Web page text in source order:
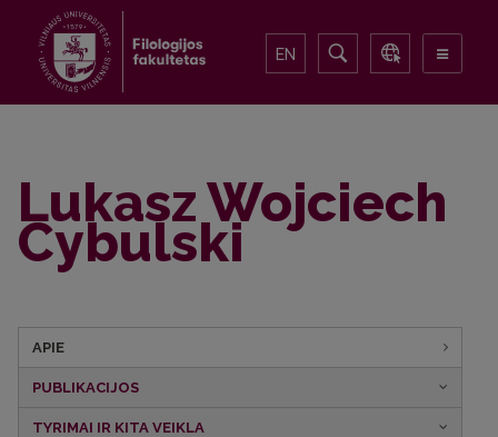
EN
Lukasz Wojciech
Cybulski
APIE
PUBLIKACIJOS
TYRIMAI IR KITA VEIKLA